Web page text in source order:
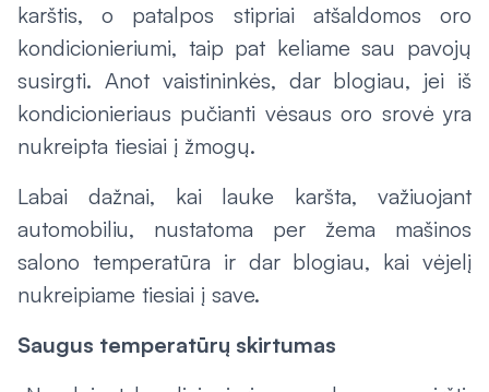
karštis, o patalpos stipriai atšaldomos oro
kondicionieriumi, taip pat keliame sau pavojų
susirgti. Anot vaistininkės, dar blogiau, jei iš
kondicionieriaus pučianti vėsaus oro srovė yra
nukreipta tiesiai į žmogų.
Labai dažnai, kai lauke karšta, važiuojant
automobiliu, nustatoma per žema mašinos
salono temperatūra ir dar blogiau, kai vėjelį
nukreipiame tiesiai į save.
Saugus temperatūrų skirtumas